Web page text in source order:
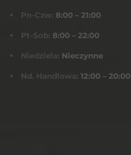
Pn-Czw: 8:00 – 21:00
Pt-Sob: 8:00 – 22:00
Niedziela: Nieczynne
Nd. Handlowa: 12:00 – 20:00